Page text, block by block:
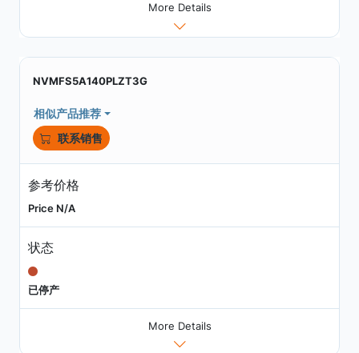
More Details
NVMFS5A140PLZT3G
相似产品推荐
联系销售
参考价格
Price N/A
状态
已停产
More Details